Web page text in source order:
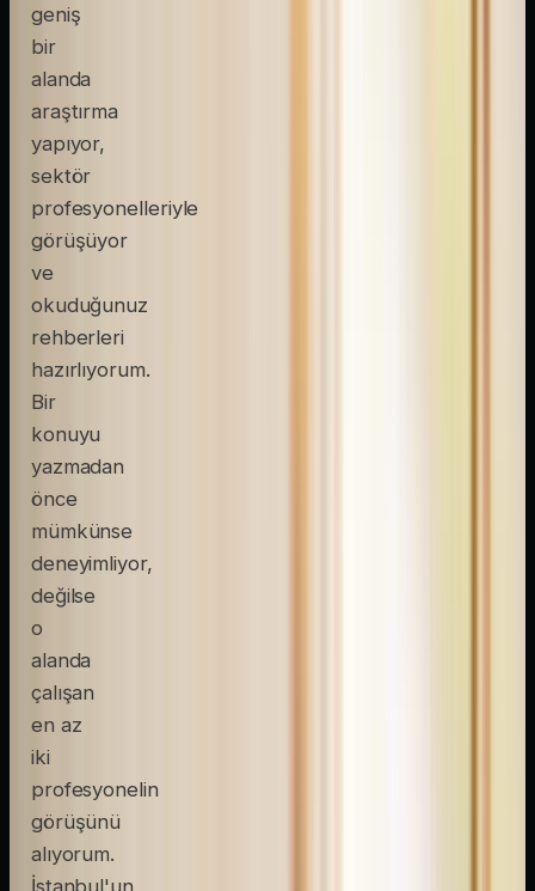
geniş
bir
alanda
araştırma
yapıyor,
sektör
profesyonelleriyle
görüşüyor
ve
okuduğunuz
rehberleri
hazırlıyorum.
Bir
konuyu
yazmadan
önce
mümkünse
deneyimliyor,
değilse
o
alanda
çalışan
en az
iki
profesyonelin
görüşünü
alıyorum.
İstanbul'un